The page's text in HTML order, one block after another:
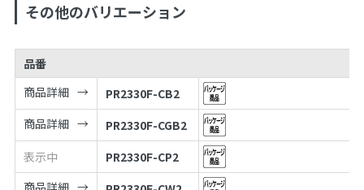
その他のバリエーション
品番
商品詳細
PR2330F-CB2
商品詳細
PR2330F-CGB2
表示中
PR2330F-CP2